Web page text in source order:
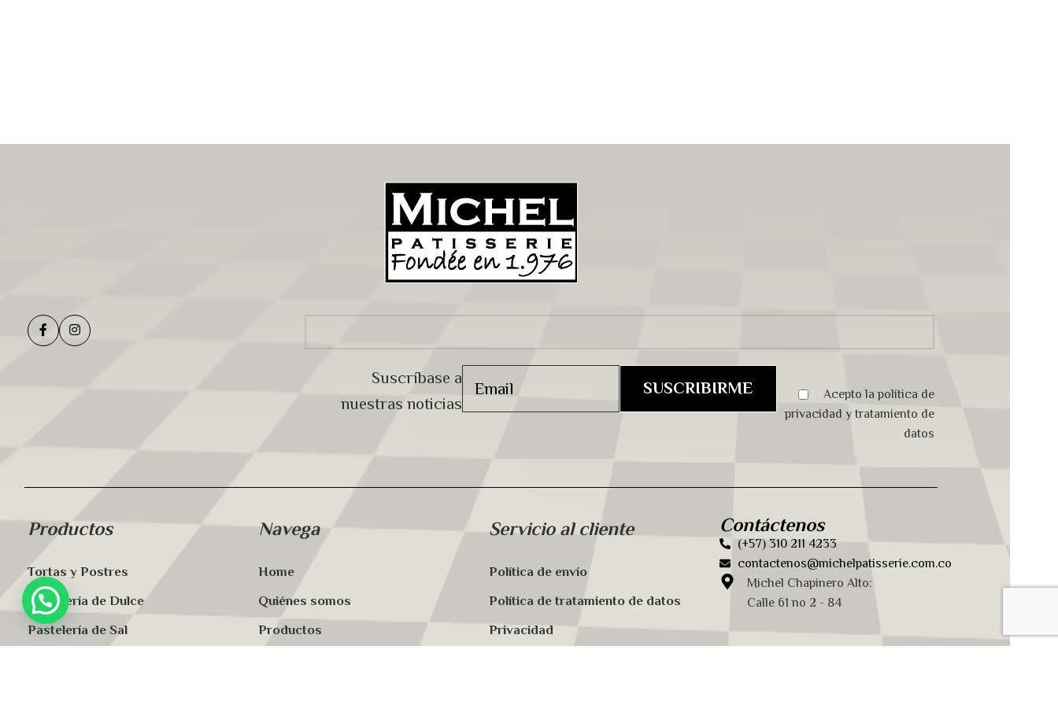
Suscríbase a
nuestras noticias
Acepto lapolítica de
privacidad ytratamiento de
datos
Productos
Tortas y Postres
Pastelería de Dulce
Pastelería de Sal
Navega
Home
Quiénes somos
Productos
Servicio al cliente
Política de envío
Política de tratamiento de datos
Privacidad
Contáctenos
(+57) 310 211 4233
contactenos@michelpatisserie.com.co
Michel Chapinero Alto:
Calle 61 no 2 - 84